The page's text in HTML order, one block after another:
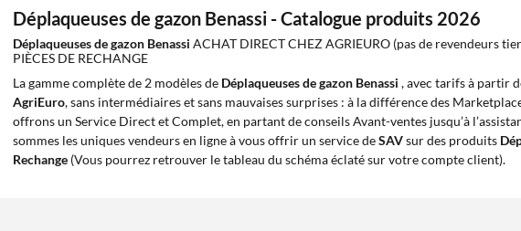
Déplaqueuses de gazon Benassi - Catalogue produits 2026
Déplaqueuses de gazon Benassi ACHAT DIRECT CHEZ AGRIEURO (pas de revendeurs
PIÈCES DE RECHANGE
La gamme complète de 2 modèles de Déplaqueuses de gazon Benassi , avec tarifs à partir
AgriEuro, sans intermédiaires et sans mauvaises surprises : à la différence des
offrons un Service Direct et Complet, en partant de conseils Avant-ventes jusqu’à
sommes les uniques vendeurs en ligne à vous offrir un service deSAVsur des produits
Rechange (Vous pourrez retrouver le tableau du schéma éclaté sur votre compte client).